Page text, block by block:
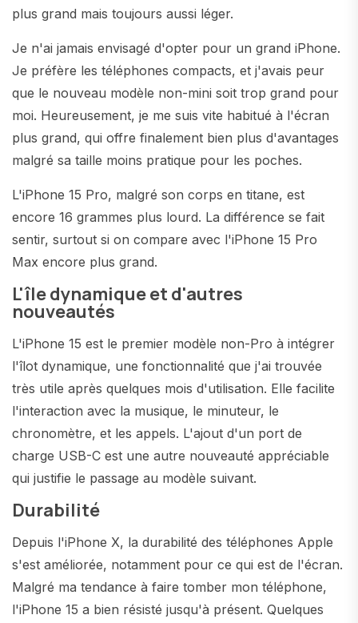
plus grand mais toujours aussi léger.
Je n'ai jamais envisagé d'opter pour un grand iPhone.
Je préfère les téléphones compacts, et j'avais peur
que le nouveau modèle non-mini soit trop grand pour
moi. Heureusement, je me suis vite habitué à l'écran
plus grand, qui offre finalement bien plus d'avantages
malgré sa taille moins pratique pour les poches.
L'iPhone 15 Pro, malgré son corps en titane, est
encore 16 grammes plus lourd. La différence se fait
sentir, surtout si on compare avec l'iPhone 15 Pro
Max encore plus grand.
L'île dynamique et d'autres
nouveautés
L'iPhone 15 est le premier modèle non-Pro à intégrer
l'îlot dynamique, une fonctionnalité que j'ai trouvée
très utile après quelques mois d'utilisation. Elle facilite
l'interaction avec la musique, le minuteur, le
chronomètre, et les appels. L'ajout d'un port de
charge USB-C est une autre nouveauté appréciable
qui justifie le passage au modèle suivant.
Durabilité
Depuis l'iPhone X, la durabilité des téléphones Apple
s'est améliorée, notamment pour ce qui est de l'écran.
Malgré ma tendance à faire tomber mon téléphone,
l'iPhone 15 a bien résisté jusqu'à présent. Quelques